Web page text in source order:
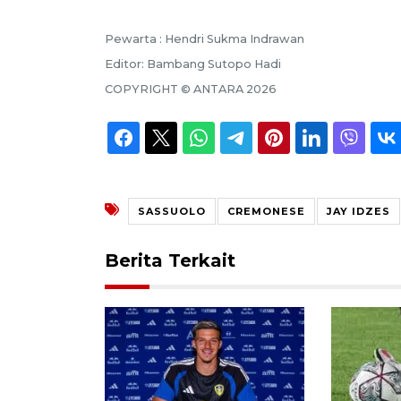
Pewarta : Hendri Sukma Indrawan
Editor: Bambang Sutopo Hadi
COPYRIGHT © ANTARA 2026
SASSUOLO CREMONESE JAY IDZES
Berita Terkait